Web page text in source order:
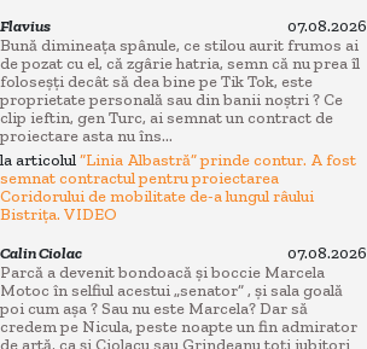
Flavius
07.08.2026
Bună dimineața spânule, ce stilou aurit frumos ai
de pozat cu el, că zgârie hatria, semn că nu prea îl
foloseșți decât să dea bine pe Tik Tok, este
proprietate personală sau din banii noștri ? Ce
clip ieftin, gen Turc, ai semnat un contract de
proiectare asta nu îns...
la articolul“Linia Albastră” prinde contur. A fost
semnat contractul pentru proiectarea
Coridorului de mobilitate de-a lungul râului
Bistrița. VIDEO
Calin Ciolac
07.08.2026
Parcă a devenit bondoacă și boccie Marcela
Motoc în selfiul acestui „senator” , și sala goală
poi cum așa ? Sau nu este Marcela? Dar să
credem pe Nicula, peste noapte un fin admirator
de artă, ca și Ciolacu sau Grindeanu toți iubitori